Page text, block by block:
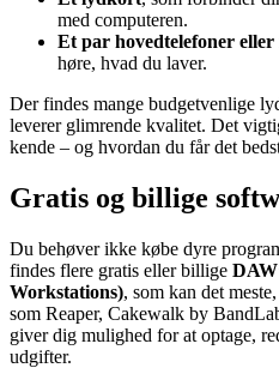
med computeren.
Et par hovedtelefoner
høre, hvad du laver.
Der findes mange budgetvenlige
leverer glimrende kvalitet. Det
kende – og hvordan du får det
Gratis og billige
Du behøver ikke købe dyre
findes flere gratis eller billige
Workstations), som kan det
som Reaper, Cakewalk by
giver dig mulighed for at optage,
udgifter.